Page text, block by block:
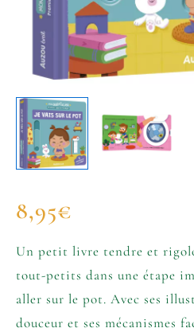
8,95€
Un petit livre tendre et
tout-petits dans une étape
aller sur le pot. Avec ses
douceur et ses mécanismes